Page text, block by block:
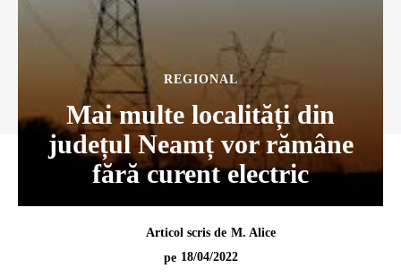
REGIONAL
Mai multe localități din
județul Neamț vor rămâne
fără curent electric
Articol scris de M. Alice
pe 18/04/2022